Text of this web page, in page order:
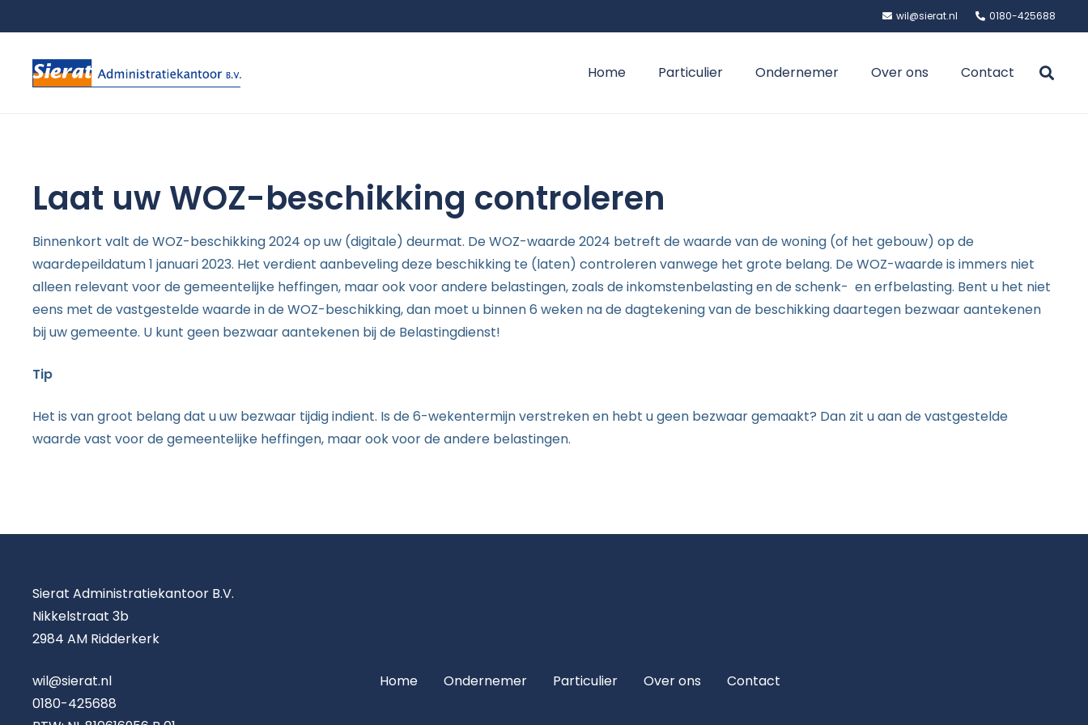
wil@sierat.nl 0180-425688
Home Particulier Ondernemer Over ons Contact
Laat uw WOZ-beschikking controleren
Binnenkort valt de WOZ-beschikking 2024 op uw (digitale) deurmat. De WOZ-waarde 2024 betreft de waarde van de woning (of het gebouw) op de
waardepeildatum 1 januari 2023. Het verdient aanbeveling deze beschikking te (laten) controleren vanwege het grote belang. De WOZ-waarde is immers niet
alleen relevant voor de gemeentelijke heffingen, maar ook voor andere belastingen, zoals de inkomstenbelasting en de schenk- en erfbelasting. Bent u het niet
eens met de vastgestelde waarde in de WOZ-beschikking, dan moet u binnen 6 weken na de dagtekening van de beschikking daartegen bezwaar aantekenen
bij uw gemeente. U kunt geen bezwaar aantekenen bij de Belastingdienst!
Tip
Het is van groot belang dat u uw bezwaar tijdig indient. Is de 6-wekentermijn verstreken en hebt u geen bezwaar gemaakt? Dan zit u aan de vastgestelde
waarde vast voor de gemeentelijke heffingen, maar ook voor de andere belastingen.
Sierat Administratiekantoor B.V.
Nikkelstraat 3b
2984 AM Ridderkerk
wil@sierat.nl
0180-425688
Home Ondernemer Particulier Over ons Contact